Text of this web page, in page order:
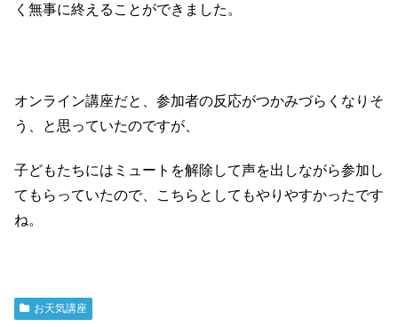
く無事に終えることができました。
オンライン講座だと、参加者の反応がつかみづらくなりそ
う、と思っていたのですが、
子どもたちにはミュートを解除して声を出しながら参加し
てもらっていたので、こちらとしてもやりやすかったです
ね。
お天気講座